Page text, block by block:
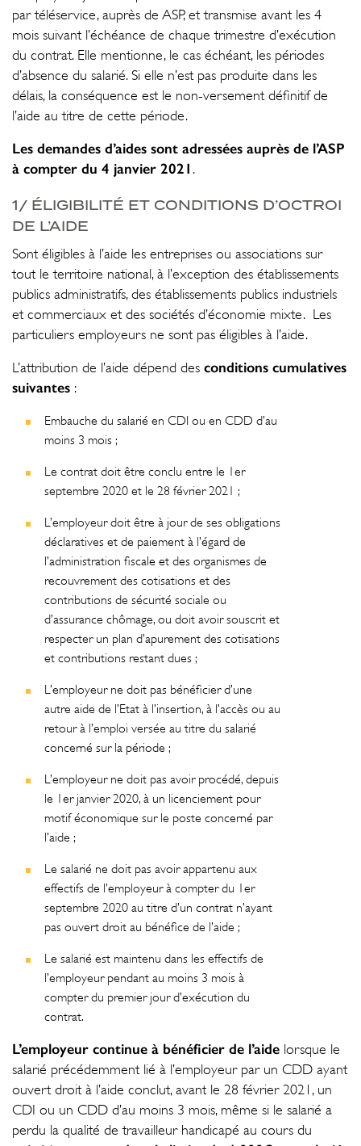
par téléservice, auprès de ASP, et transmise avant les 4
mois suivant l’échéance de chaque trimestre d’exécution
du contrat. Elle mentionne, le cas échéant, les périodes
d’absence du salarié. Si elle n’est pas produite dans les
délais, la conséquence est le non-versement définitif de
l’aide au titre de cette période.
Les demandes d’aides sont adressées auprès de l’ASP
à compter du 4 janvier 2021 .
1/ ÉLIGIBILITÉ ET CONDITIONS D’OCTROI
DE L’AIDE
Sont éligibles à l’aide les entreprises ou associations sur
tout le territoire national, à l’exception des établissements
publics administratifs, des établissements publics industriels
et commerciaux et des sociétés d’économie mixte. Les
particuliers employeurs ne sont pas éligibles à l’aide.
L’attribution de l’aide dépend des conditions cumulatives
suivantes :
Embauche du salarié en CDI ou en CDD d’au
moins 3 mois ;
Le contrat doit être conclu entre le 1er
septembre 2020 et le 28 février 2021 ;
L’employeur doit être à jour de ses obligations
déclaratives et de paiement à l’égard de
l’administration fiscale et des organismes de
recouvrement des cotisations et des
contributions de sécurité sociale ou
d’assurance chômage, ou doit avoir souscrit et
respecter un plan d’apurement des cotisations
et contributions restant dues ;
L’employeur ne doit pas bénéficier d’une
autre aide de l’Etat à l’insertion, à l’accès ou au
retour à l’emploi versée au titre du salarié
concerné sur la période ;
L’employeur ne doit pas avoir procédé, depuis
le 1er janvier 2020, à un licenciement pour
motif économique sur le poste concerné par
l’aide ;
Le salarié ne doit pas avoir appartenu aux
effectifs de l’employeur à compter du 1er
septembre 2020 au titre d’un contrat n’ayant
pas ouvert droit au bénéfice de l’aide ;
Le salarié est maintenu dans les effectifs de
l’employeur pendant au moins 3 mois à
compter du premier jour d’exécution du
contrat.
L’employeur continue à bénéficier de l’aide lorsque le
salarié précédemment lié à l’employeur par un CDD ayant
ouvert droit à l’aide conclut, avant le 28 février 2021, un
CDI ou un CDD d’au moins 3 mois, même si le salarié a
perdu la qualité de travailleur handicapé au cours du